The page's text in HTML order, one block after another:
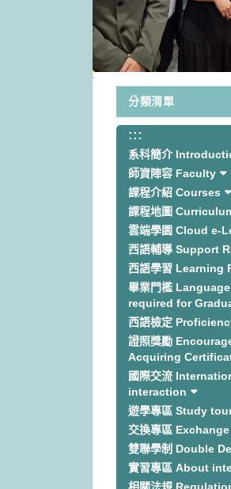
分類清單
:::
系科簡介
師資陣容 Faculty
課程介紹 Courses
課程地圖
雲端學園 Cloud e-
西語輔導 Support
西語學習 Learning
畢業門檻
required for
西語檢定
證照獎勵
Acquiring
國際交流
interaction
遊學專區 Study
交換專區
雙聯學制 Double
實習專區 About